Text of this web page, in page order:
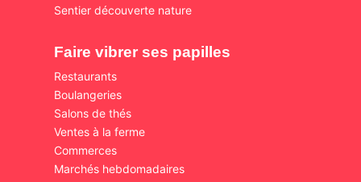
Sentier découverte nature
Faire vibrer ses papilles
Restaurants
Boulangeries
Salons de thés
Ventes à la ferme
Commerces
Marchés hebdomadaires